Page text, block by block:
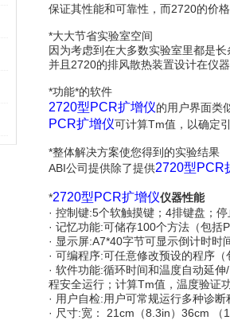
保证其性能和可靠性，而2720的价
*大大节省实验室空间
因为考虑到在大多数实验室里都是
并且2720的排风散热装置设计在仪
*功能*的软件
2720型PCR扩增仪的用户界面类
PCR扩增仪可计算Tm值，以确定
*整体解决方案使您得到的实验结果
ABI公司提供除了提供2720型PCR
*2720型PCR扩增仪仪器性能
· 控制键:5个软触摸键；4排键盘；
· 记忆功能:可储存100个方法（包括
· 显示屏:A7*40字节可显示倒计时时
· 可编程序:可任意修改预设的程序
· 软件功能:循环时间和温度自动延
程安全运行；计算Tm值，温度验证
· 用户自检:用户可常规运行多种诊
· 尺寸:宽： 21cm（8.3in）36cm （